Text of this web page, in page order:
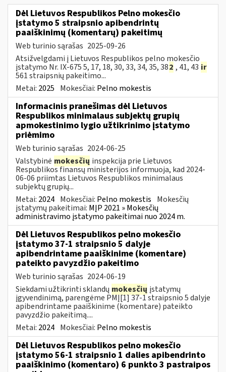
Dėl Lietuvos Respublikos Pelno mokesčio
įstatymo 5 straipsnio apibendrintų
paaiškinimų (komentarų) pakeitimų
Web turinio sąrašas 2025-09-26
Atsižvelgdami į Lietuvos Respublikos pelno mokesčio
įstatymo Nr. IX-675 5, 17, 18, 30, 33, 34, 35, 382 , 41, 43 ir
561 straipsnių pakeitimo...
Metai: 2025 Mokesčiai: Pelno mokestis
Informacinis pranešimas dėl Lietuvos
Respublikos minimalaus subjektų grupių
apmokestinimo lygio užtikrinimo įstatymo
priėmimo
Web turinio sąrašas 2024-06-25
Valstybinė mokesčių inspekcija prie Lietuvos
Respublikos finansų ministerijos informuoja, kad 2024-
06-06 priimtas Lietuvos Respublikos minimalaus
subjektų grupių...
Metai: 2024 Mokesčiai: Pelno mokestis Mokesčių
įstatymų pakeitimai: MĮP 2021 » Mokesčių
administravimo įstatymo pakeitimai nuo 2024 m.
Dėl Lietuvos Respublikos pelno mokesčio
įstatymo 37-1 straipsnio 5 dalyje
apibendrintame paaiškinime (komentare)
pateikto pavyzdžio pakeitimo
Web turinio sąrašas 2024-06-19
Siekdami užtikrinti sklandų mokesčių įstatymų
įgyvendinimą, parengėme PMĮ[1] 37-1 straipsnio 5 dalyje
apibendrintame paaiškinime (komentare) pateikto
pavyzdžio pakeitimą....
Metai: 2024 Mokesčiai: Pelno mokestis
Dėl Lietuvos Respublikos pelno mokesčio
įstatymo 56-1 straipsnio 1 dalies apibendrinto
paaiškinimo (komentaro) 6 punkto 3 pastraipos